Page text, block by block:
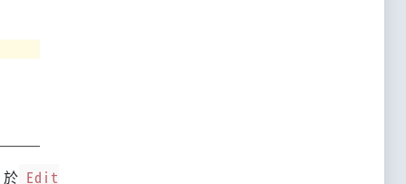
Edit